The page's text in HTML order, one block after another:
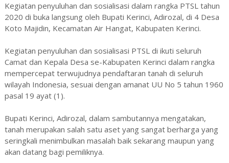
Kegiatan penyuluhan dan sosialisasi dalam rangka PTSL tahun
2020 di buka langsung oleh Bupati Kerinci, Adirozal, di 4 Desa
Koto Majidin, Kecamatan Air Hangat, Kabupaten Kerinci.
Kegiatan penyuluhan dan sosialisasi PTSL di ikuti seluruh
Camat dan Kepala Desa se-Kabupaten Kerinci dalam rangka
mempercepat terwujudnya pendaftaran tanah di seluruh
wilayah Indonesia, sesuai dengan amanat UU No 5 tahun 1960
pasal 19 ayat (1).
Bupati Kerinci, Adirozal, dalam sambutannya mengatakan,
tanah merupakan salah satu aset yang sangat berharga yang
seringkali menimbulkan masalah baik sekarang maupun yang
akan datang bagi pemiliknya.